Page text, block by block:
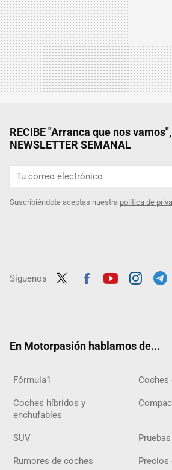
RECIBE "Arranca que nos
NEWSLETTER SEMANAL
Suscribiéndote aceptas nuestra política de
Síguenos
En Motorpasión hablamos de...
Fórmula1
Coches híbridos y
enchufables
SUV
Rumores de coches Precios